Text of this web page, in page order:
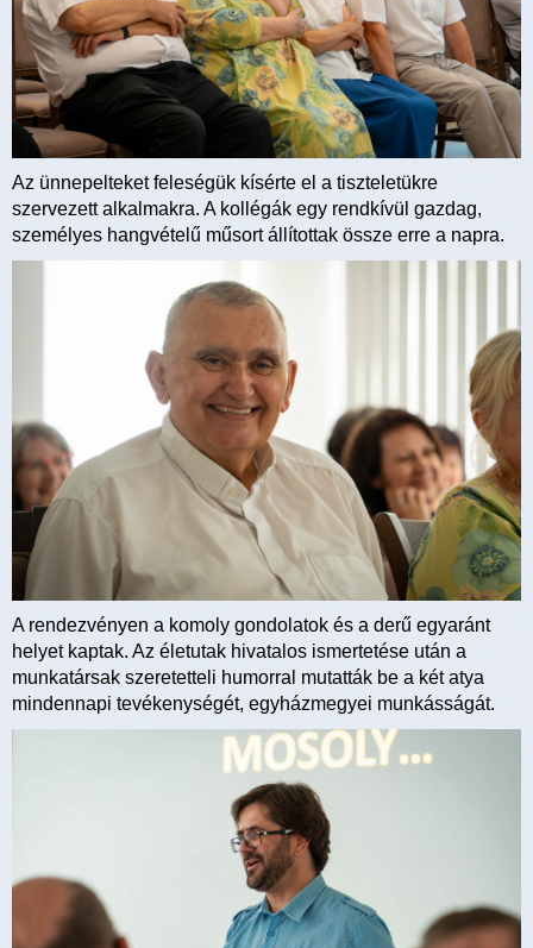
Az ünnepelteket feleségük kísérte el a tiszteletükre
szervezett alkalmakra. A kollégák egy rendkívül gazdag,
személyes hangvételű műsort állítottak össze erre a napra.
A rendezvényen a komoly gondolatok és a derű egyaránt
helyet kaptak. Az életutak hivatalos ismertetése után a
munkatársak szeretetteli humorral mutatták be a két atya
mindennapi tevékenységét, egyházmegyei munkásságát.